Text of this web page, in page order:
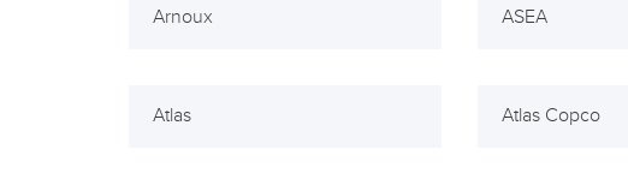
Arnoux ASEA
Atlas Atlas Copco